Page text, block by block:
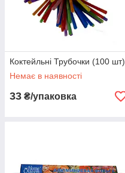
Коктейльні Трубочки (100 шт)
Немає в наявності
33 ₴/упаковка